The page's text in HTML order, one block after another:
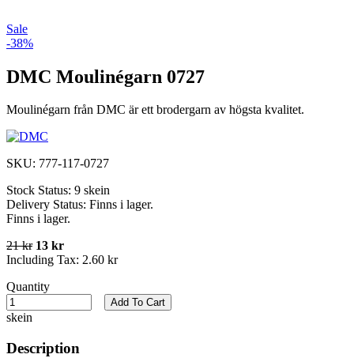
Sale
-38%
DMC Moulinégarn 0727
Moulinégarn från DMC är ett brodergarn av högsta kvalitet.
SKU: 777-117-0727
Stock Status: 9 skein
Delivery Status: Finns i lager.
Finns i lager.
21 kr 13 kr
Including Tax: 2.60 kr
Quantity
skein
Add To Cart
Description